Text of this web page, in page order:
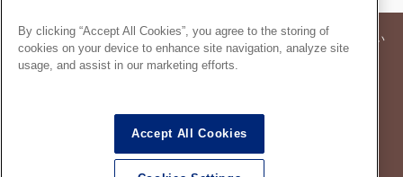
※記事内の価格表記は、掲載時点での消費税率に基づいた価格を表示してい
ます。
※このコンテンツ内の情報、画像の二次使用及び無断引用は禁止いたしま
スーパードルフィー ®
は株式会社ボークスの登録商標です。
ドルフィードリーム は株式会社ボークスの登録商標です。
※当サイトで使用している画像・文章および情報について全ての媒体への転載を禁じま
す。
By clicking “Accept All Cookies”, you agree to the storing of
cookies on your device to enhance site navigation, analyze site
usage, and assist in our marketing efforts.
Accept All Cookies